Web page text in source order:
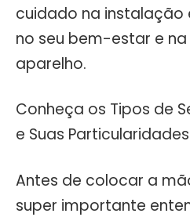
cuidado na instalação
no seu bem-estar e
aparelho.
Conheça os Tipos de
e Suas
Antes de colocar a
super importante